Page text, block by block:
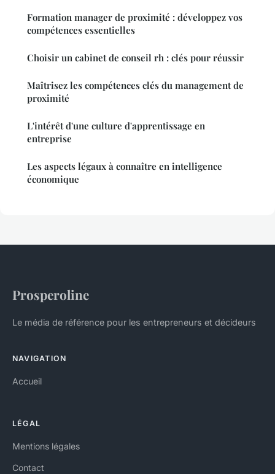
Formation manager de proximité : développez vos
compétences essentielles
Choisir un cabinet de conseil rh : clés pour réussir
Maîtrisez les compétences clés du management de
proximité
L'intérêt d'une culture d'apprentissage en
entreprise
Les aspects légaux à connaître en intelligence
économique
Prosperoline
Le média de référence pour les entrepreneurs et décideurs
NAVIGATION
Accueil
LÉGAL
Mentions légales
Contact